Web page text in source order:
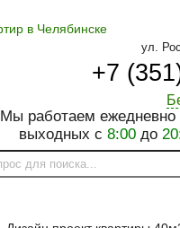
Мы работаем ежедневно
выходных с 8:00 до
ул.
+7